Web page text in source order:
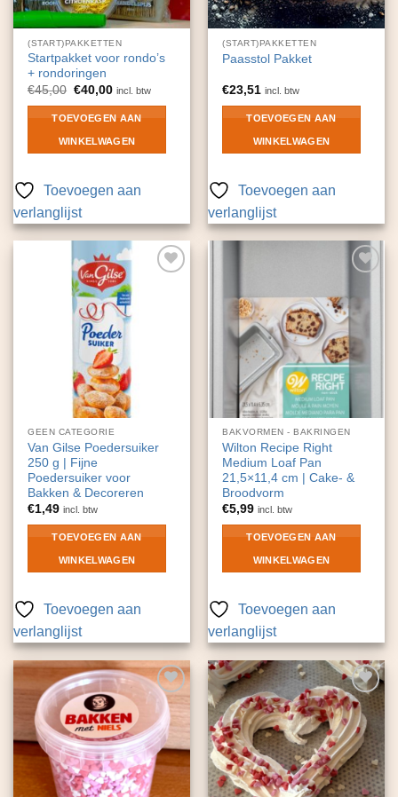
(START)PAKKETTEN
Startpakket voor rondo’s
+ rondoringen
€45,00 Oorspronkelijke
prijs
was:
€45,00.
€40,00Huidige
is:
€40,00.
incl. btw
TOEVOEGEN AAN
WINKELWAGEN
Toevoegen aan
verlanglijst
(START)PAKKETTEN
Paasstol Pakket
€23,51 incl. btw
TOEVOEGEN AAN
WINKELWAGEN
Toevoegen aan
verlanglijst
Toevoegen
GEEN CATEGORIE
Van Gilse Poedersuiker
250 g | Fijne
Poedersuiker voor
Bakken & Decoreren
€1,49 incl. btw
TOEVOEGEN AAN
WINKELWAGEN
Toevoegen aan
verlanglijst
aan
verlanglijst
BAKVORMEN - BAKRINGEN
Wilton Recipe Right
Medium Loaf Pan
21,5×11,4 cm | Cake- &
Broodvorm
€5,99 incl. btw
TOEVOEGEN AAN
WINKELWAGEN
Toevoegen aan
verlanglijst
Toevoegen
aan
verlanglijst
Toevoegen
aan
verlanglijst